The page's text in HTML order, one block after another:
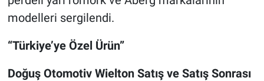
modelleri sergilendi.
“Türkiye’ye Özel Ürün”
Doğuş Otomotiv Wielton Satış ve Satış Sonrası